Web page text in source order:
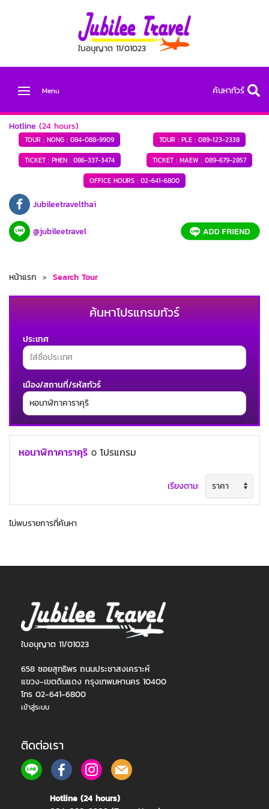
ใบอนุญาต 11/01023
Menu ค้นหาทัวร์
Hotline (24 hours)
TOUR : NONG : 084-088-9909 TOUR : PLE : 089-123-2338
TICKET : PHEN :086-337-3474 TICKET : MAEW : 089-679-2857
OFFICE HOURS : 02-641-6800
Jubileetravelthai
@jubileetravel
หน้าแรก Search Tour
ค้นหาโปรแกรมทัวร์
ประเทศ
เมือง/สถานที่/รหัสทัวร์
หอนาฬิกาคาราคุริ 0 โปรแกรม
เรียงตาม:
ไม่พบรายการที่ค้นหา
ใบอนุญาต 11/01023
658 ซอยสุทธิพร ถนนประชาสงเคราะห์
แขวง-เขตดินแดง กรุงเทพมหานคร 10400
โทร 02-641-6800
เข้าสู่ระบบ
ติดต่อเรา
Hotline (24 hours)